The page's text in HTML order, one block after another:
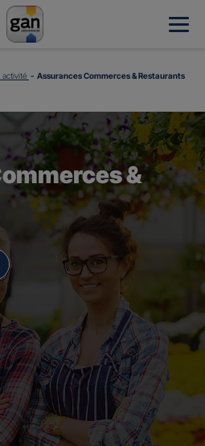
activité Assurances Commerces & Restaurants
&